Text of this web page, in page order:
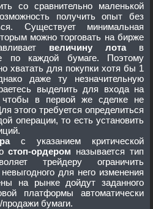
маленькой
получить опыт без
на бирже
величину лотав
для покупки хотя бы 1
же сделке не
этого требуется определиться
операции, то есть установить
позиций.
с указанием критической
что стоп-ордером называется тип
трейдеру ограничить
для него изменения
платформы автоматически
бумаги.